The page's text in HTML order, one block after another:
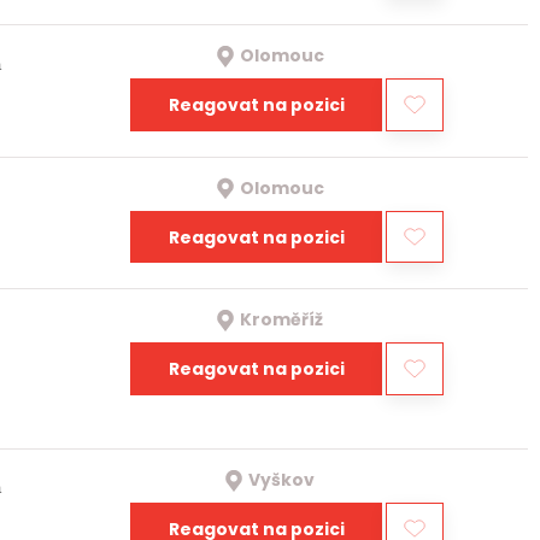
Olomouc
Reagovat na pozici
Olomouc
Reagovat na pozici
Kroměříž
Reagovat na pozici
Vyškov
Reagovat na pozici